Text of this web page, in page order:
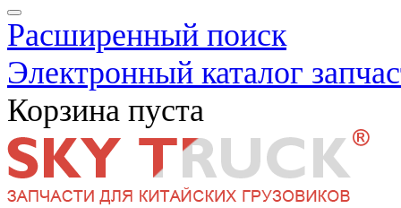
Расширенный поиск
Электронный каталог
Корзина пуста